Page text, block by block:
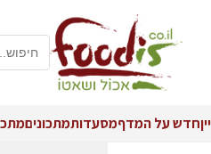
ייןחדש על המדףמסעדותמתכונים